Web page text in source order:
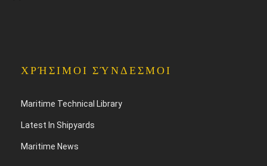
ΧΡΉΣΙΜΟΙ ΣΎΝΔΕΣΜΟΙ
Maritime Technical Library
Latest In Shipyards
Maritime News